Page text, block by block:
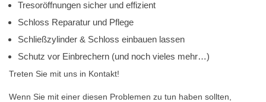
Tresoröffnungen sicher und effizient
Schloss Reparatur und Pflege
Schließzylinder & Schloss einbauen lassen
Schutz vor Einbrechern (und noch vieles mehr…)
Treten Sie mit uns in Kontakt!
Wenn Sie mit einer diesen Problemen zu tun haben sollten,